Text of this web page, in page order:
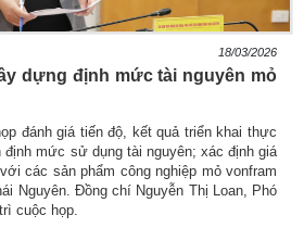
18/03/2026
dựng định mức tài nguyên mỏ
đánh giá tiến độ, kết quả triển khai thực
định mức sử dụng tài nguyên; xác định giá
các sản phẩm công nghiệp mỏ vonfram
Nguyên. Đồng chí Nguyễn Thị Loan, Phó
cuộc họp.